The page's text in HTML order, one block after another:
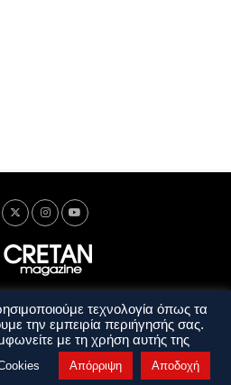
Απορρήτου
Όροι Χρήσης
Προϋποθέσεις
τεχνολογία όπως τα
την εμπειρία περιήγησής σας.
με τη χρήση αυτής της
Απόρριψη Αποδοχή